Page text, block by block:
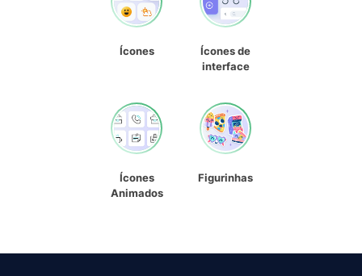
Ícones
Ícones de
interface
Ícones
Animados
Figurinhas